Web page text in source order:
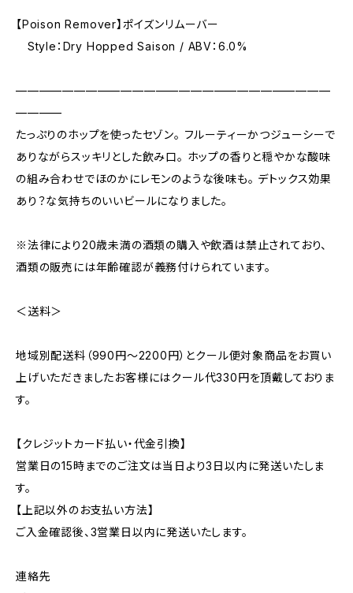
【Poison Remover】ポイズンリムーバー
Style：Dry Hopped Saison / ABV：6.0%
———————————————————————————
————
たっぷりのホップを使ったセゾン。 フルーティーかつジューシーで
ありながらスッキリとした飲み口。 ホップの香りと穏やかな酸味
の組み合わせでほのかにレモンのような後味も。 デトックス効果
あり？な気持ちのいいビールになりました。
※法律により20歳未満の酒類の購入や飲酒は禁止されており、
酒類の販売には年齢確認が義務付けられています。
＜送料＞
地域別配送料（990円～2200円）とクール便対象商品をお買い
上げいただきましたお客様にはクール代330円を頂戴しておりま
す。
【クレジットカード払い・代金引換】
営業日の15時までのご注文は当日より3日以内に発送いたしま
す。
【上記以外のお支払い方法】
ご入金確認後、3営業日以内に発送いたします。
連絡先